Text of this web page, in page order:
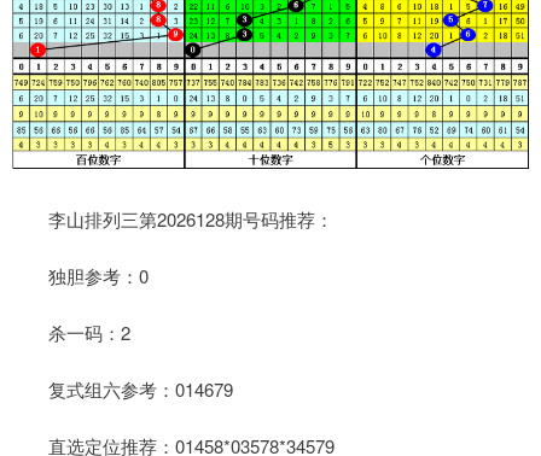
李山排列三第2026128期号码推荐：
独胆参考：0
杀一码：2
复式组六参考：014679
直选定位推荐：01458*03578*34579